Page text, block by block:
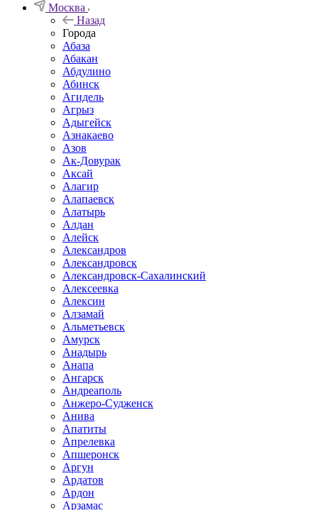
Москва
Назад
Города
Абаза
Абакан
Абдулино
Абинск
Агидель
Агрыз
Адыгейск
Азнакаево
Азов
Ак-Довурак
Аксай
Алагир
Алапаевск
Алатырь
Алдан
Алейск
Александров
Александровск
Александровск-Сахалинский
Алексеевка
Алексин
Алзамай
Альметьевск
Амурск
Анадырь
Анапа
Ангарск
Андреаполь
Анжеро-Судженск
Анива
Апатиты
Апрелевка
Апшеронск
Аргун
Ардатов
Ардон
Арзамас